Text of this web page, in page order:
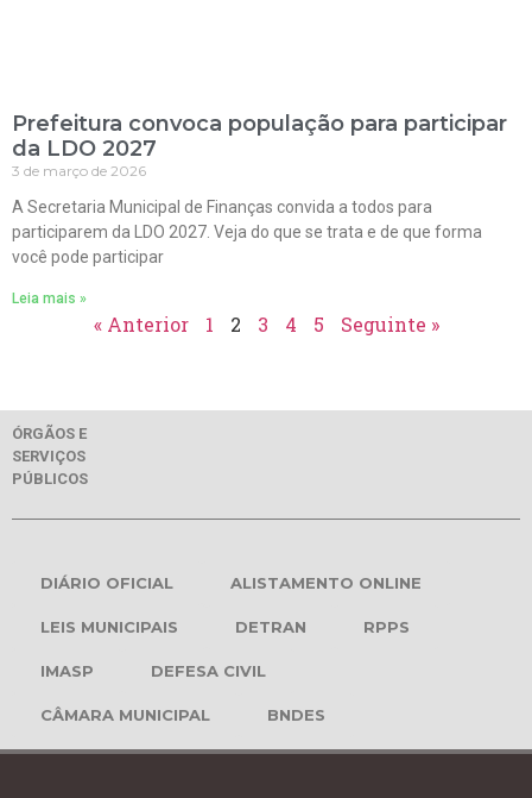
Prefeitura convoca população para participar
da LDO 2027
3 de março de 2026
A Secretaria Municipal de Finanças convida a todos para
participarem da LDO 2027. Veja do que se trata e de que forma
você pode participar
Leia mais »
« Anterior 1 2 3 4 5 Seguinte »
ÓRGÃOS E
SERVIÇOS
PÚBLICOS
DIÁRIO OFICIAL ALISTAMENTO ONLINE
LEIS MUNICIPAIS DETRAN RPPS
IMASP DEFESA CIVIL
CÂMARA MUNICIPAL BNDES